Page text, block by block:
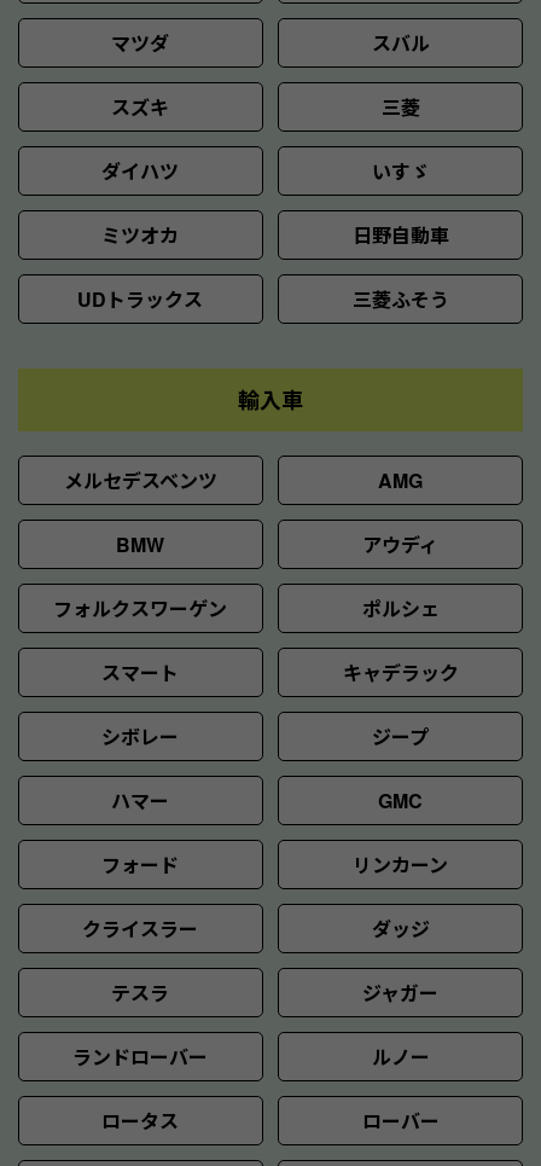
マツダ スバル
スズキ 三菱
ダイハツ いすゞ
ミツオカ 日野自動車
UDトラックス 三菱ふそう
輸入車
メルセデスベンツ AMG
BMW アウディ
フォルクスワーゲン ポルシェ
スマート キャデラック
シボレー ジープ
ハマー GMC
フォード リンカーン
クライスラー ダッジ
テスラ ジャガー
ランドローバー ルノー
ロータス ローバー